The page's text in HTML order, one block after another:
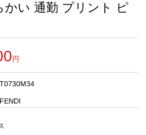
かい 通勤 プリント ピ
円